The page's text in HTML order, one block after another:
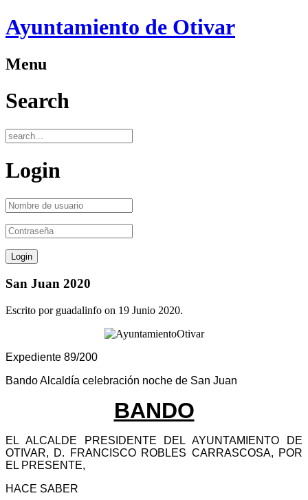
Ayuntamiento de Otivar
Menu
Search
Login
San Juan 2020
Escrito por guadalinfo on 19 Junio 2020.
Expediente 89/200
Bando Alcaldía celebración noche de San Juan
BANDO
EL ALCALDE PRESIDENTE DEL AYUNTAMIENTO DE
OTIVAR, D. FRANCISCO ROBLES CARRASCOSA, POR
EL PRESENTE,
HACE SABER